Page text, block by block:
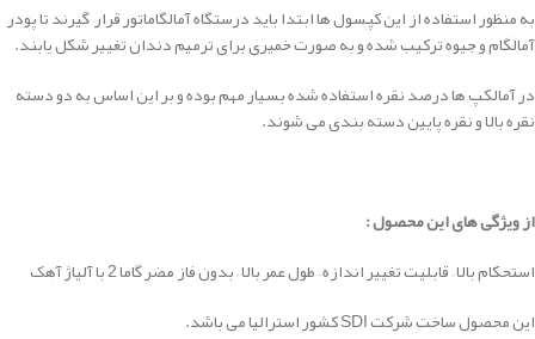
به منظور استفاده از این کپسول ها ابتدا باید درستگاه آمالگاماتور قرار گیرند تا پودر
آمالگام و جیوه ترکیب شده و به صورت خمیری برای ترمیم دندان تغییر شکل یابند.
در آمالکپ ها درصد نقره استفاده شده بسیار مهم بوده و بر این اساس به دو دسته
نقره بالا و نقره پایین دسته بندی می شوند.
از ویژگی های این محصول :
استحکام بالا – قابلیت تغییر اندازه – طول عمر بالا – بدون فاز مضر گاما 2 با آلیاژ آهک
این محصول ساخت شرکت SDI کشور استرالیا می باشد.